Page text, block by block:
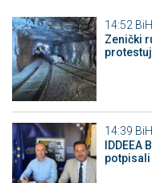
14:52 BiH
Zenički
14:39 BiH